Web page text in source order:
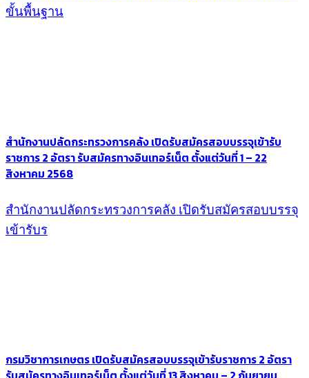
ขั้นพื้นฐาน
สำนักงานปลัดกระทรวงการคลัง เปิดรับสมัครสอบบรรจุเข้ารับ
ราชการ 2 อัตรา รับสมัครทางอินเทอร์เน็ต ตั้งแต่วันที่ 1 – 22
สิงหาคม 2568
สำนักงานปลัดกระทรวงการคลัง เปิดรับสมัครสอบบรรจุ
เข้ารับร
กรมวิชาการเกษตร เปิดรับสมัครสอบบรรจุเข้ารับราชการ 2 อัตรา